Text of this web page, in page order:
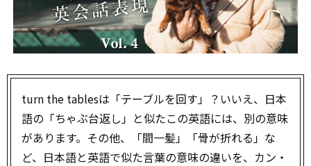
turn the tablesは「テーブルを回す」？いいえ、日本
語の「ちゃぶ台返し」と似たこの英語には、別の意味
があります。その他、「間一髪」「骨が折れる」な
ど、日本語と英語で似た言葉の意味の違いを、カン・